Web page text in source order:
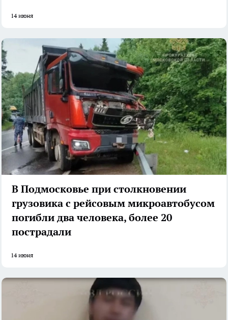
14 июня
В Подмосковье при столкновении
грузовика с рейсовым микроавтобусом
погибли два человека, более 20
пострадали
14 июня